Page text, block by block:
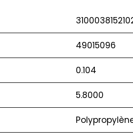
49015096
0.104
5.8000